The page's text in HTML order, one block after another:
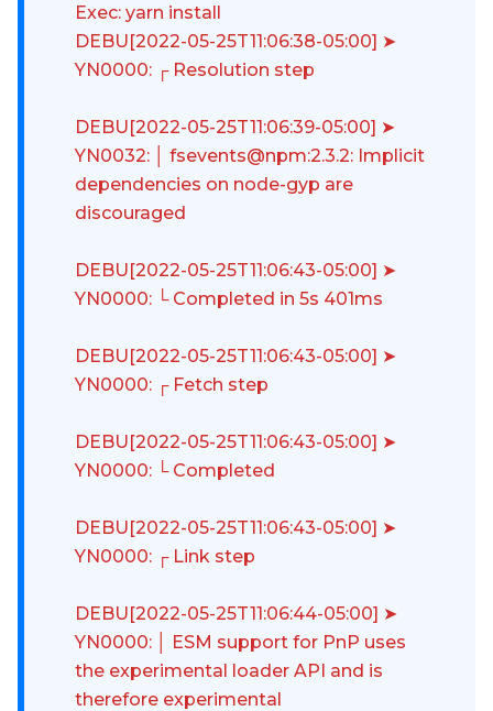
Exec: yarn install
DEBU[2022-05-25T11:06:38-05:00] ➤
YN0000: ┌ Resolution step
DEBU[2022-05-25T11:06:39-05:00] ➤
YN0032: │ fsevents@npm:2.3.2: Implicit
dependencies on node-gyp are
discouraged
DEBU[2022-05-25T11:06:43-05:00] ➤
YN0000: └ Completed in 5s 401ms
DEBU[2022-05-25T11:06:43-05:00] ➤
YN0000: ┌ Fetch step
DEBU[2022-05-25T11:06:43-05:00] ➤
YN0000: └ Completed
DEBU[2022-05-25T11:06:43-05:00] ➤
YN0000: ┌ Link step
DEBU[2022-05-25T11:06:44-05:00] ➤
YN0000: │ ESM support for PnP uses
the experimental loader API and is
therefore experimental